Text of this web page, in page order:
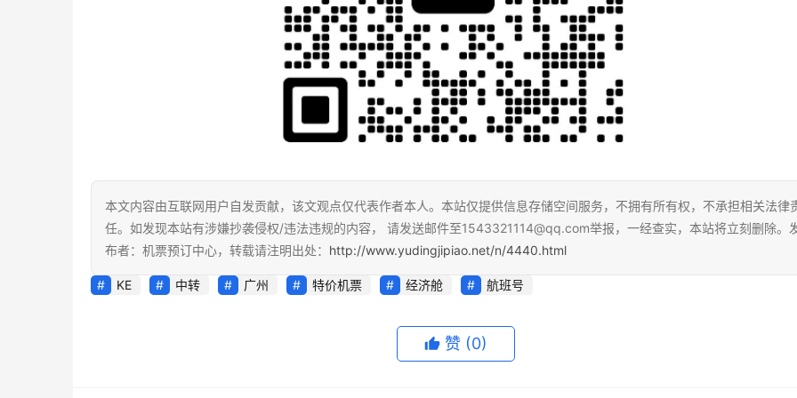
本文内容由互联网用户自发贡献，该文观点仅代表作者本人。本站仅提供信息存储空间服务，不拥有所有权，不承担相关法律
任。如发现本站有涉嫌抄袭侵权/违法违规的内容， 请发送邮件至1543321114@qq.com举报，一经查实，本站将立刻删除。
布者：机票预订中心，转载请注明出处： http://www.yudingjipiao.net/n/4440.html
KE 中转 广州 特价机票 经济舱 航班号
赞 (0)